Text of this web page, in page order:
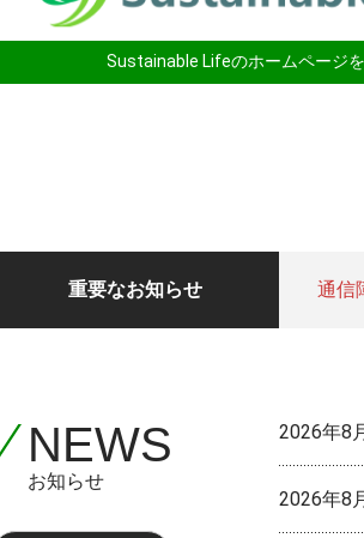
Sustainable Lifeのホームページ
重要なお知らせ 通信
NEWS
お知らせ
2026年8
2026年8